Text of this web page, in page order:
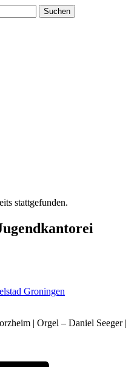
Suchen
stattgefunden.
Groningen
| Orgel – Daniel Seeger |